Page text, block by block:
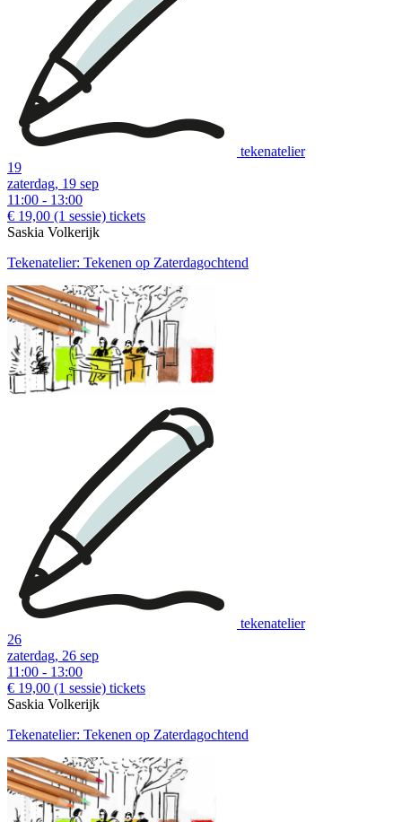
tekenatelier
19
zaterdag, 19 sep
11:00 - 13:00
€ 19,00 (1 sessie) tickets
Saskia Volkerijk
Tekenatelier: Tekenen op Zaterdagochtend
tekenatelier
26
zaterdag, 26 sep
11:00 - 13:00
€ 19,00 (1 sessie) tickets
Saskia Volkerijk
Tekenatelier: Tekenen op Zaterdagochtend